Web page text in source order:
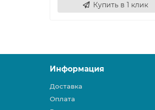
Купить в 1 клик
Информация
Доставка
Оплата